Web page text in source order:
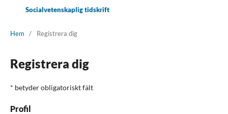
Socialvetenskaplig tidskrift
Hem / Registrera dig
Registrera dig
* betyder obligatoriskt fält
Profil